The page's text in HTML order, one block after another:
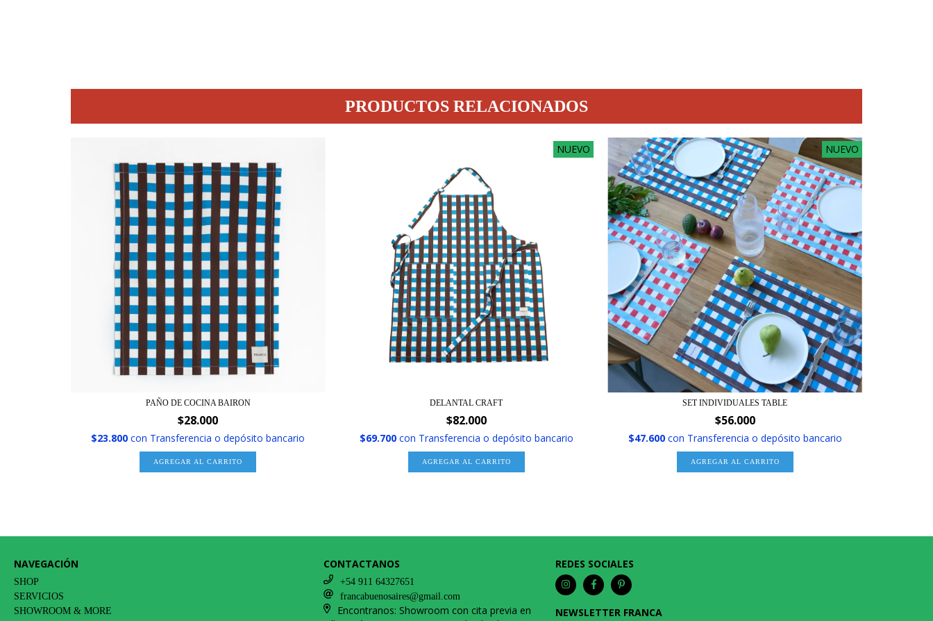
PRODUCTOS RELACIONADOS
PAÑO DE COCINA BAIRON
$28.000
$23.800con Transferencia o depósito bancario
AGREGAR AL CARRITO
NUEVO
DELANTAL CRAFT
$82.000
$69.700 con Transferencia o depósito bancario
AGREGAR AL CARRITO
NUEVO
SET INDIVIDUALES TABLE
$56.000
$47.600 con Transferencia o depósito bancario
AGREGAR AL CARRITO
NAVEGACIÓN
SHOP
SERVICIOS
SHOWROOM & MORE
CONTACTANOS
+54 911 64327651
francabuenosaires@gmail.com
Encontranos: Showroom con cita previa en
REDES SOCIALES
NEWSLETTER FRANCA